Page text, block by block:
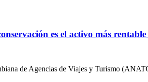
es el activo más
de Agencias de Viajes y Turismo